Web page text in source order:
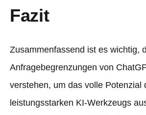
Fazit
Zusammenfassend ist es wichtig,
Anfragebegrenzungen von
verstehen, um das volle Potenzial
leistungsstarken KI-Werkzeugs